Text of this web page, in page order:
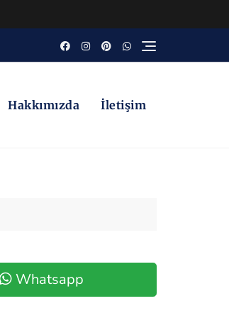
Hakkımızda İletişim
Whatsapp